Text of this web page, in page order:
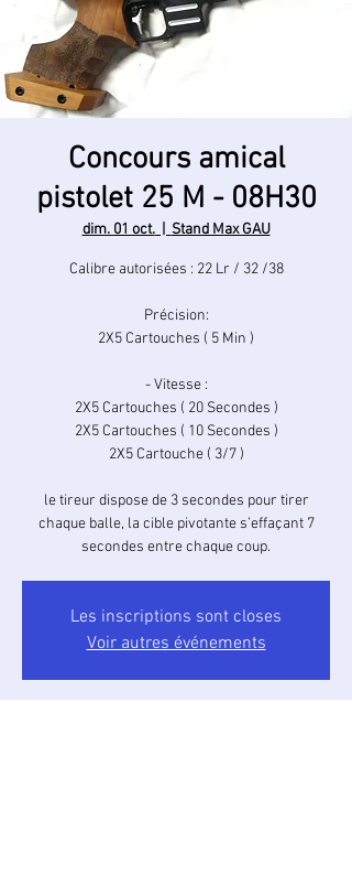
Concours amical
pistolet 25 M - 08H30
dim. 01 oct.
  |
Stand Max GAU
Calibre autorisées : 22 Lr / 32 /38
Précision:
2X5 Cartouches ( 5 Min )
- Vitesse :
2X5 Cartouches ( 20 Secondes )
2X5 Cartouches ( 10 Secondes )
2X5 Cartouche ( 3/7 )
le tireur dispose de 3 secondes pour tirer
chaque balle, la cible pivotante s’effaçant 7
secondes entre chaque coup.
Les inscriptions sont closes
Voir autres événements